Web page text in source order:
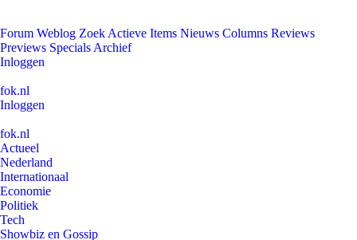
Forum Weblog Zoek Actieve Items Nieuws Columns Reviews
Previews Specials Archief
Inloggen
fok.nl
Inloggen
fok.nl
Actueel
Nederland
Internationaal
Economie
Politiek
Tech
Showbiz en Gossip